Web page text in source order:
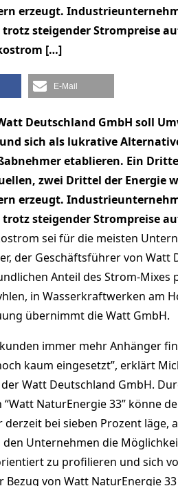
erzeugt.
steigender Strompreise
[…]
E-Mail
Deutschland GmbH soll
sich als lukrative
etablieren. Ein
zwei Drittel der Energie
erzeugt.
steigender Strompreise
sei für die meisten
der Geschäftsführer von Watt
Anteil des Strom-Mixes
in Wasserkraftwerken am
übernimmt die Watt GmbH.
immer mehr Anhänger
kaum eingesetzt”, erklärt
Watt Deutschland GmbH.
NaturEnergie 33” könne
bei sieben Prozent läge,
Unternehmen die
zu profilieren und sich
von Watt NaturEnergie